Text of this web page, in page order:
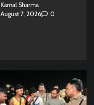
Kamal Sharma
August 7, 2026
0